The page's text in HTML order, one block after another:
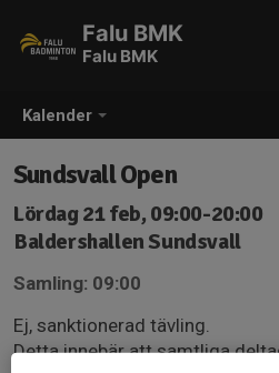
Kalender
Falu BMK
Falu BMK
Sundsvall Open
Lördag 21 feb, 09:00-20:00
Baldershallen Sundsvall
Samling: 09:00
Ej, sanktionerad tävling.
Detta innebär att samtliga